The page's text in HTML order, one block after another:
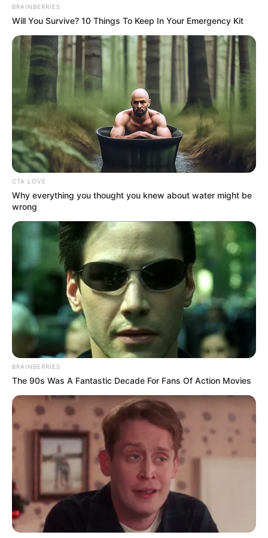
En una economía cada vez más digitalizada, las
tarjetas premium ya no solo reflejan capacidad
económica, sino también acceso a un
ecosistema financiero diseñado para
consumidores de alto perfil.
BRAINBERRIES
Will You Survive? 10 Things To Keep In Your Emergency Kit
CTA LOVE
Why everything you thought you knew about water might be
wrong
BRAINBERRIES
The 90s Was A Fantastic Decade For Fans Of Action Movies